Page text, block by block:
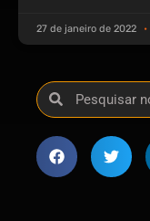
27 de janeiro de 2022